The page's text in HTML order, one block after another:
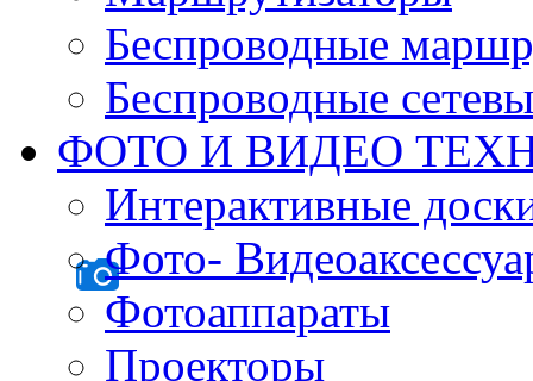
Беспроводные
Беспроводные
ФОТО И ВИДЕО
Интерактивные
Фото-
Фотоаппараты
Проекторы